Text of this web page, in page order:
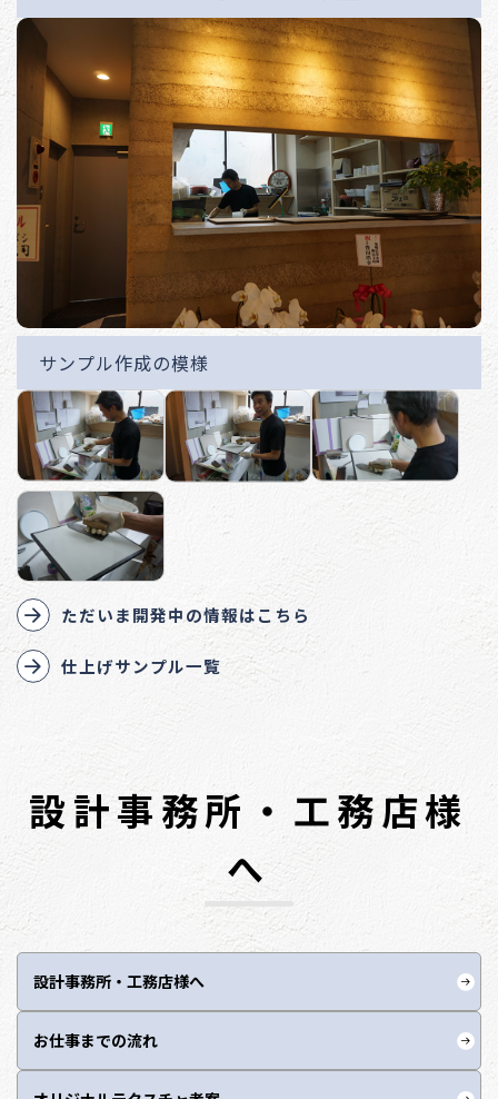
サンプル作成の模様
ただいま開発中の情報はこちら
仕上げサンプル一覧
設計事務所・工務店様
へ
設計事務所・工務店様へ
お仕事までの流れ